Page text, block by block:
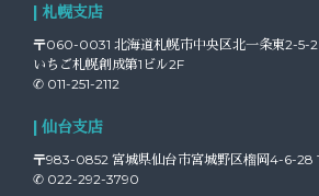
| 札幌支店
〒060-0031 北海道札幌市中央区北一条東2-5-2
いちご札幌創成第1ビル2F
✆ 011-251-2112
| 仙台支店
〒983-0852 宮城県仙台市宮城野区榴岡4-6-28
✆ 022-292-3790